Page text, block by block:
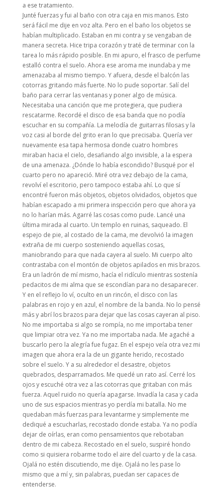
a ese tratamiento.
Junté fuerzas y fui al baño con otra caja en mis manos. Esto
será fácil me dije en voz alta. Pero en el baño los objetos se
habían multiplicado. Estaban en mi contra y se vengaban de
manera secreta. Hice tripa corazón y traté de terminar con la
tarea lo más rápido posible. En mi apuro, el frasco de perfume
estalló contra el suelo. Ahora ese aroma me inundaba y me
amenazaba al mismo tiempo. Y afuera, desde el balcón las
cotorras gritando más fuerte. No lo pude soportar. Salí del
baño para cerrar las ventanas y poner algo de música.
Necesitaba una canción que me protegiera, que pudiera
rescatarme. Recordé el disco de esa banda que no podía
escuchar en su compañía. La melodía de guitarras filosas y la
voz casi al borde del grito eran lo que precisaba. Quería ver
nuevamente esa tapa hermosa donde cuatro hombres
miraban hacia el cielo, desafiando algo invisible, a la espera
de una amenaza. ¿Dónde lo había escondido? Busqué por el
cuarto pero no apareció. Miré otra vez debajo de la cama,
revolví el escritorio, pero tampoco estaba ahí. Lo que sí
encontré fueron más objetos, objetos olvidados, objetos que
habían escapado a mi primera inspección pero que ahora ya
no lo harían más. Agarré las cosas como pude. Lancé una
última mirada al cuarto. Un templo en ruinas, saqueado. El
espejo de pie, al costado de la cama, me devolvió la imagen
extraña de mi cuerpo sosteniendo aquellas cosas,
maniobrando para que nada cayera al suelo. Mi cuerpo alto
contrastaba con el montón de objetos apilados en mis brazos.
Era un ladrón de mí mismo, hacía el ridículo mientras sostenía
pedacitos de mi alma que se escondían para no desaparecer.
Y en el reflejo lo ví, oculto en un rincón, el disco con las
palabras en rojo y en azul, el nombre de la banda. No lo pensé
más y abrí los brazos para dejar que las cosas cayeran al piso.
No me importaba si algo se rompía, no me importaba tener
que limpiar otra vez. Ya no me importaba nada. Me agaché a
buscarlo pero la alegría fue fugaz. En el espejo veía otra vez mi
imagen que ahora era la de un gigante herido, recostado
sobre el suelo. Y a su alrededor el desastre, objetos
quebrados, desparramados. Me quedé un rato así. Cerré los
ojos y escuché otra vez a las cotorras que gritaban con más
fuerza. Aquel ruido no quería apagarse. Invadía la casa y cada
uno de sus espacios mientras yo perdía mi batalla. No me
quedaban más fuerzas para levantarme y simplemente me
dediqué a escucharlas, recostado donde estaba. Ya no podía
dejar de oírlas, eran como pensamientos que rebotaban
dentro de mi cabeza. Recostado en el suelo, suspiré hondo
como si quisiera robarme todo el aire del cuarto y de la casa.
Ojalá no estén discutiendo, me dije. Ojalá no les pase lo
mismo que a mí y, sin palabras, puedan ser capaces de
entenderse.